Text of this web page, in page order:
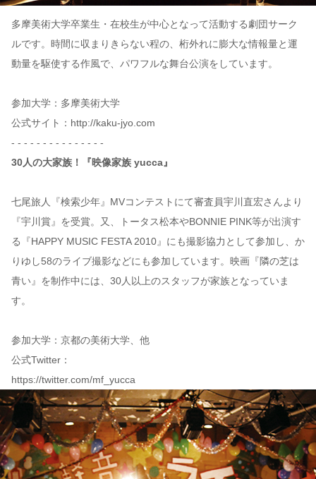
多摩美術大学卒業生・在校生が中心となって活動する劇団サーク
ルです。時間に収まりきらない程の、桁外れに膨大な情報量と運
動量を駆使する作風で、パワフルな舞台公演をしています。
参加大学：多摩美術大学
公式サイト：http://kaku-jyo.com
- - - - - - - - - - - - - - -
30人の大家族！『映像家族 yucca』
七尾旅人『検索少年』MVコンテストにて審査員宇川直宏さんより
『宇川賞』を受賞。又、トータス松本やBONNIE PINK等が出演す
る『HAPPY MUSIC FESTA 2010』にも撮影協力として参加し、か
りゆし58のライブ撮影などにも参加しています。映画『隣の芝は
青い』を制作中には、30人以上のスタッフが家族となっていま
す。
参加大学：京都の美術大学、他
公式Twitter：
https://twitter.com/mf_yucca